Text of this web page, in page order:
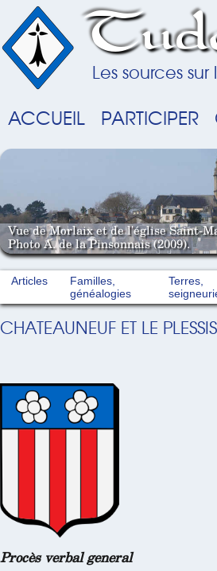
Les sources
ACCUEIL PARTICIPER
Vue de Morlaix et de l'église Saint-
Photo A. de la Pinsonnais (2009).
Articles
Familles,
généalogies
Terres,
CHATEAUNEUF ET LE
Procès verbal general